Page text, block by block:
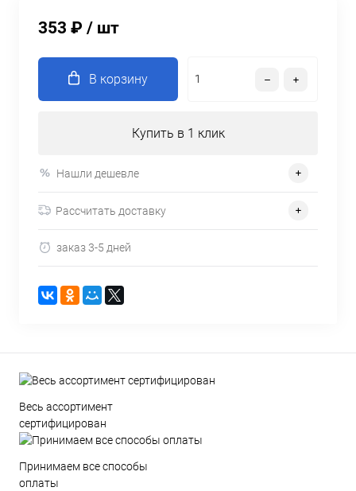
353 ₽ / шт
В корзину
Купить в 1 клик
Нашли дешевле
Рассчитать доставку
заказ 3-5 дней
Весь ассортимент
сертифицирован
Принимаем все способы
оплаты